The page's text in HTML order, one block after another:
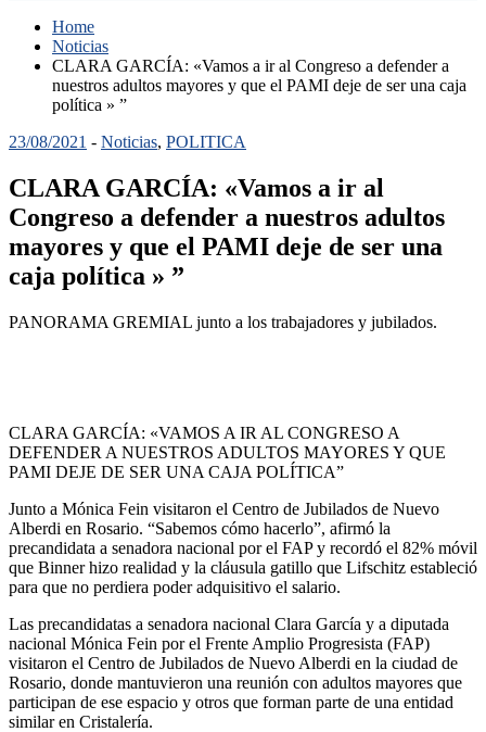
Home
Noticias
CLARA GARCÍA: «Vamos a ir al Congreso a defender a
nuestros adultos mayores y que el PAMI deje de ser una caja
política » ”
23/08/2021 - Noticias, POLITICA
CLARA GARCÍA: «Vamos a ir al
Congreso a defender a nuestros adultos
mayores y que el PAMI deje de ser una
caja política » ”
PANORAMA GREMIAL junto a los trabajadores y jubilados.
CLARA GARCÍA: «VAMOS A IR AL CONGRESO A
DEFENDER A NUESTROS ADULTOS MAYORES Y QUE
PAMI DEJE DE SER UNA CAJA POLÍTICA”
Junto a Mónica Fein visitaron el Centro de Jubilados de Nuevo
Alberdi en Rosario. “Sabemos cómo hacerlo”, afirmó la
precandidata a senadora nacional por el FAP y recordó el 82% móvil
que Binner hizo realidad y la cláusula gatillo que Lifschitz estableció
para que no perdiera poder adquisitivo el salario.
Las precandidatas a senadora nacional Clara García y a diputada
nacional Mónica Fein por el Frente Amplio Progresista (FAP)
visitaron el Centro de Jubilados de Nuevo Alberdi en la ciudad de
Rosario, donde mantuvieron una reunión con adultos mayores que
participan de ese espacio y otros que forman parte de una entidad
similar en Cristalería.